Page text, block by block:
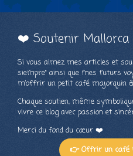
❤️ Soutenir Mallorca
Si vous aimez mes articles et
siempre" ainsi que mes futurs
m’offrir un petit café majorquin
Chaque soutien, même
vivre ce blog avec passion et
Merci du fond du cœur ❤️
👉 Offrir un café